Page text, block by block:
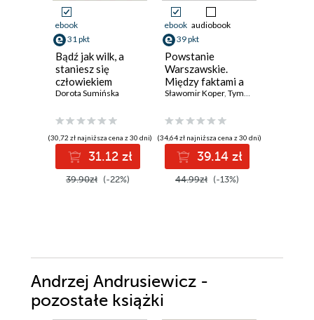
ebook
31 pkt
Bądź jak wilk, a
staniesz się
człowiekiem
Dorota Sumińska
(30,72 zł najniższa cena z 30 dni)
31.12 zł
39.90zł (-22%)
ebook audiobook
39 pkt
Powstanie
Warszawskie.
Między faktami a
legendą
Sławomir Koper, Tymoteusz Pawłowski
(34,64 zł najniższa cena z 30 dni)
39.14 zł
44.99zł (-13%)
Andrzej Andrusiewicz -
pozostałe książki